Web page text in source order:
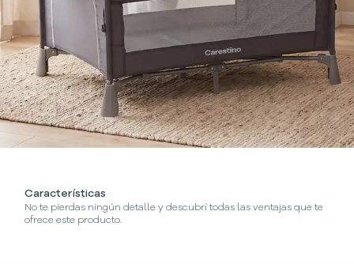
Características
No te pierdas ningún detalle y descubrí todas las ventajas que te
ofrece este producto.